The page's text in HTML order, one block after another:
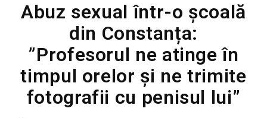
de
Abuz sexual într-o școală
din Constanța:
”Profesorul ne atinge în
timpul orelor și ne trimite
fotografii cu penisul lui”